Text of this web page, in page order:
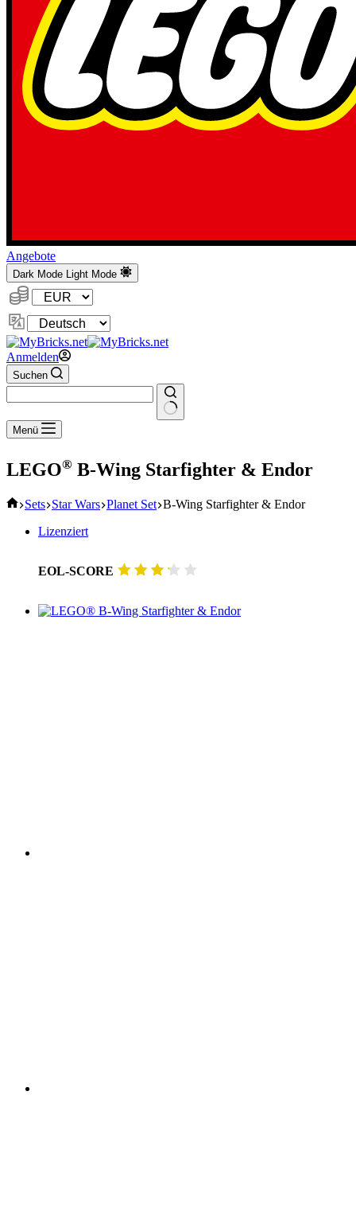
Angebote
Dark Mode Light Mode
Währung:
Sprache
ändern
Anmelden
Suchen
Keine
Ergebnisse
Menü
LEGO® B-Wing Starfighter & Endor
Start
Sets Star Wars Planet Set B-Wing Starfighter & Endor
Lizenziert
EOL-SCORE